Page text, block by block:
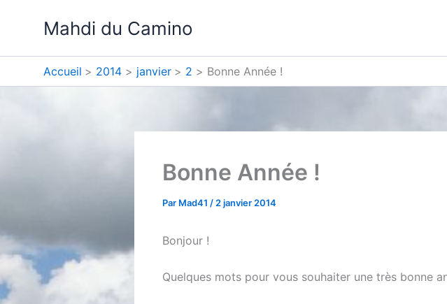
Mahdi du Camino
Accueil 2014 janvier 2 Bonne Année !
Bonne Année !
Par Mad41 / 2 janvier 2014
Bonjour !
Quelques mots pour vous souhaiter une très bonne